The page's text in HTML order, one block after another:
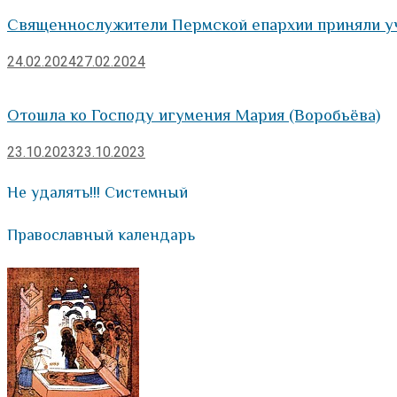
Священнослужители Пермской епархии приняли
24.02.202427.02.2024
Отошла ко Господу игумения Мария (Воробьёва)
23.10.202323.10.2023
Не удалять!!! Системный
Православный календарь